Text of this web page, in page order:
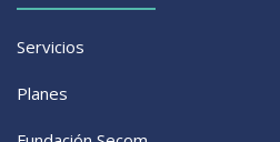
Servicios
Planes